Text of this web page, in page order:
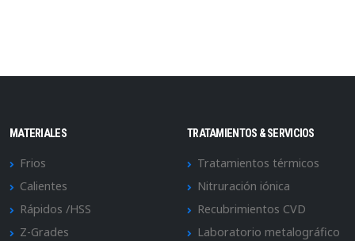
MATERIALES
Frios
Calientes
Rápidos /HSS
Z-Grades
TRATAMIENTOS & SERVICIOS
Tratamientos térmicos
Nitruración iónica
Recubrimientos CVD
Laboratorio metalográfico